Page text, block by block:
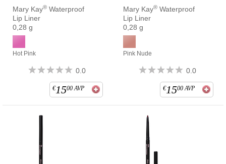
Mary Kay® Waterproof
Lip Liner
0,28 g
Hot Pink
0.0
€1500 AVP
Mary Kay® Waterproof
Lip Liner
0,28 g
Pink Nude
0.0
€1500 AVP